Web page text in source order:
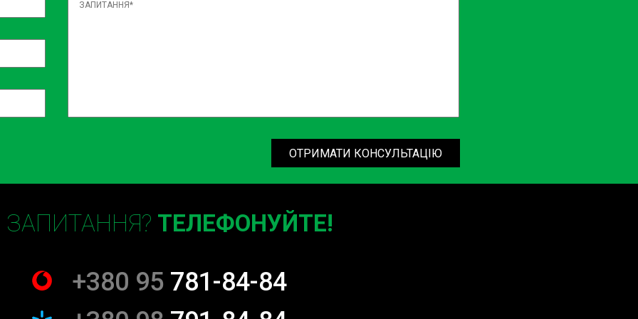
норм і стандартів.
у його бездоганній роботі.
від марки авто та ступеня зносу двигуна. Вартість роботи за ремонт двигуна Опель Комбо, ремонт двигуна мікроавтобуса
двигуна?
Наші майстри мають багаторічний досвід у ремонті різних типів двигунів, включаючи дизельні двигуни та двигуни
ОТРИМАТИ КОНСУЛЬТАЦІЮ
ЗАПИТАННЯ? ТЕЛЕФОНУЙТЕ!
+380 95 781-84-84